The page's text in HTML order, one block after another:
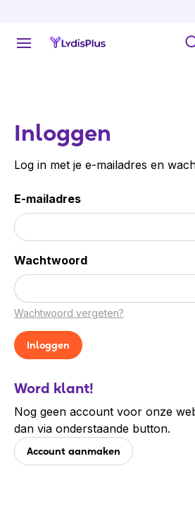
Inloggen
Log in met je e-mailadres en
E-mailadres
Wachtwoord
Wachtwoord vergeten?
Word klant!
Nog geen account voor onze
dan via onderstaande button.
Account aanmaken